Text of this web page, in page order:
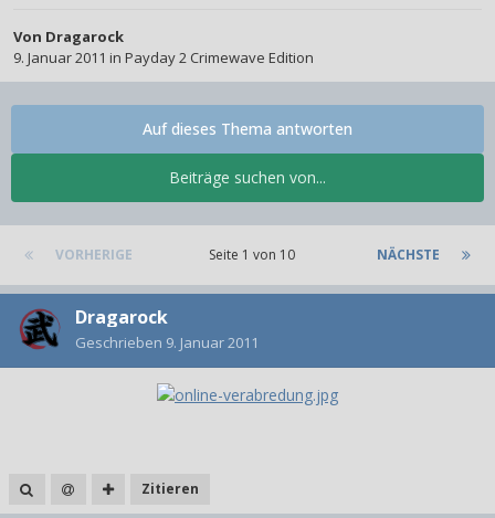
Von Dragarock
9. Januar 2011 in Payday 2 Crimewave Edition
Beiträge suchen von...
Auf dieses Thema antworten
VORHERIGE NÄCHSTE
Seite 1 von 10
Dragarock
Geschrieben 9. Januar 2011
Zitieren